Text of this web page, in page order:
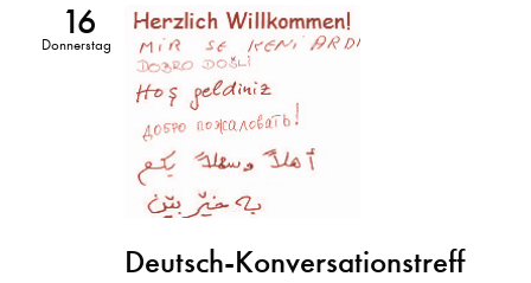
16
Donnerstag
Deutsch-Konversationstreff